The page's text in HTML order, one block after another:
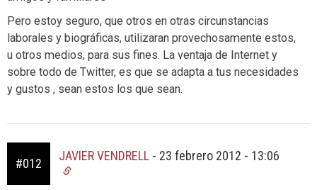
Pero estoy seguro, que otros en otras circunstancias
laborales y biográficas, utilizaran provechosamente estos,
u otros medios, para sus fines. La ventaja de Internet y
sobre todo de Twitter, es que se adapta a tus necesidades
y gustos , sean estos los que sean.
#012
JAVIER VENDRELL - 23 febrero 2012 - 13:06